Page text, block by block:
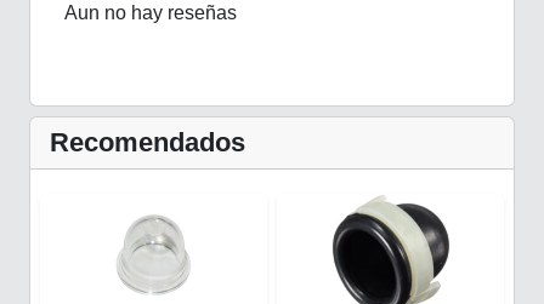
Aun no hay reseñas
Recomendados